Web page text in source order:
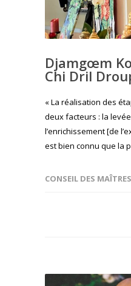
Djamgœm
Chi Dril
« La réalisation des
deux facteurs : la
l’enrichissement [de
est bien connu que la
CONSEIL DES MAÎTRES